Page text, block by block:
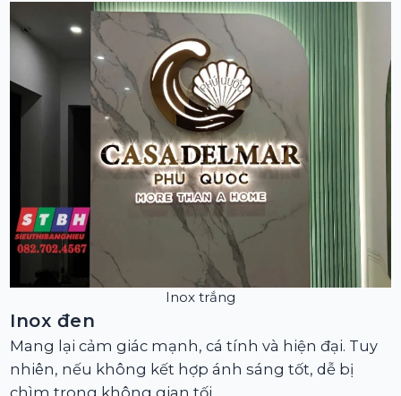
Inox trắng
Inox đen
Mang lại cảm giác mạnh, cá tính và hiện đại. Tuy
nhiên, nếu không kết hợp ánh sáng tốt, dễ bị
chìm trong không gian tối.